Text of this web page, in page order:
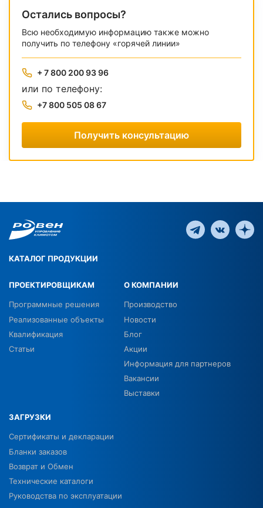
Остались вопросы?
Всю необходимую информацию также можно
получить по телефону «горячей линии»
+ 7 800 200 93 96
или по телефону:
+7 800 505 08 67
Получить консультацию
КАТАЛОГ ПРОДУКЦИИ
ПРОЕКТИРОВЩИКАМ
Программные решения
Реализованные объекты
Квалификация
Статьи
О КОМПАНИИ
Производство
Новости
Блог
Акции
Информация для партнеров
Вакансии
Выставки
ЗАГРУЗКИ
Сертификаты и декларации
Бланки заказов
Возврат и Обмен
Технические каталоги
Руководства по эксплуатации